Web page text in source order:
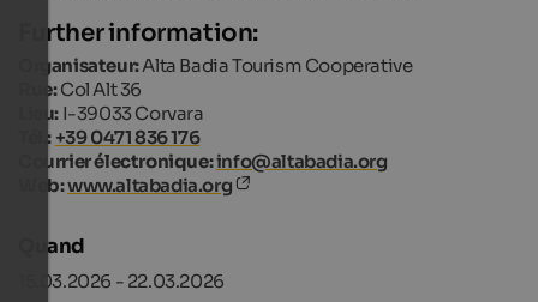
Further information:
Organisateur:Alta Badia Tourism Cooperative
Rue:Col Alt 36
Lieu: I-39033 Corvara
Tél.: +39 0471 836 176
Courrier électronique:info@altabadia.org
Web:www.altabadia.org
Quand
15.03.2026 - 22.03.2026